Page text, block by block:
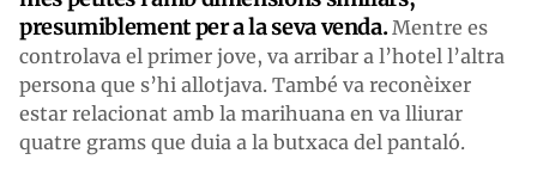
presumiblement per a la seva venda.Mentre es
controlava el primer jove, va arribar a l’hotel l’altra
persona que s’hi allotjava. També va reconèixer
estar relacionat amb la marihuana en va lliurar
quatre grams que duia a la butxaca del pantaló.